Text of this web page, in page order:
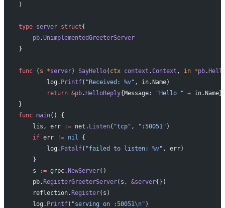
)
type server struct{
    pb
.UnimplementedGreeterServer
}
func ( s *server) SayHello( ctx context .Context , in *pb.
	log.
Printf( "Received: %v" , in.Name)
	return
&pb.HelloReply{Message: "Hello " +
}
func main() {
    lis, err
:= net. Listen( "tcp" , ":50051" )
    if
err != nil
{
        log.
Fatalf( "failed to listen: %v" , err)
    }
    s
:= grpc.NewServer()
    pb.
RegisterGreeterServer(s, &server{})
    reflection.
Register(s)
    log.
Printf( "serving on :50051\n" )